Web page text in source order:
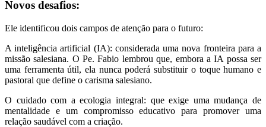
Novos desafios:
Ele identificou dois campos de atenção para o futuro:
A inteligência artificial (IA): considerada uma nova fronteira para a
missão salesiana. O Pe. Fabio lembrou que, embora a IA possa ser
uma ferramenta útil, ela nunca poderá substituir o toque humano e
pastoral que define o carisma salesiano.
O cuidado com a ecologia integral: que exige uma mudança de
mentalidade e um compromisso educativo para promover uma
relação saudável com a criação.